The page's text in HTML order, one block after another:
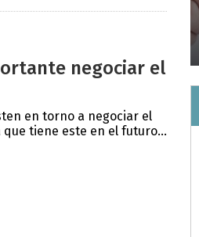
negociar el
en torno a negociar el
tiene este en el futuro...